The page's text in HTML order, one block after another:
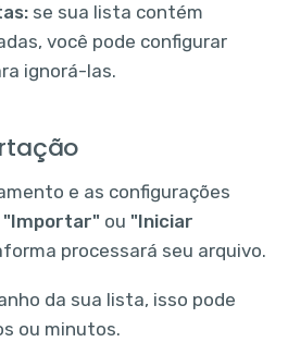
se sua lista contém
você pode configurar
ignorá-las.
e as configurações
"Importar"ou "Iniciar
processará seu arquivo.
da sua lista, isso pode
ou minutos.